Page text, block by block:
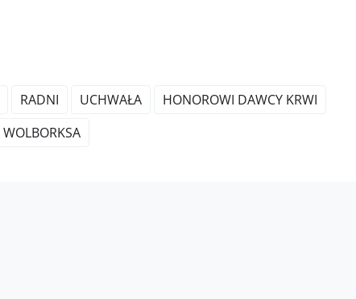
RADNI UCHWAŁA
HONOROWI DAWCY KRWI
WOLBORKSA